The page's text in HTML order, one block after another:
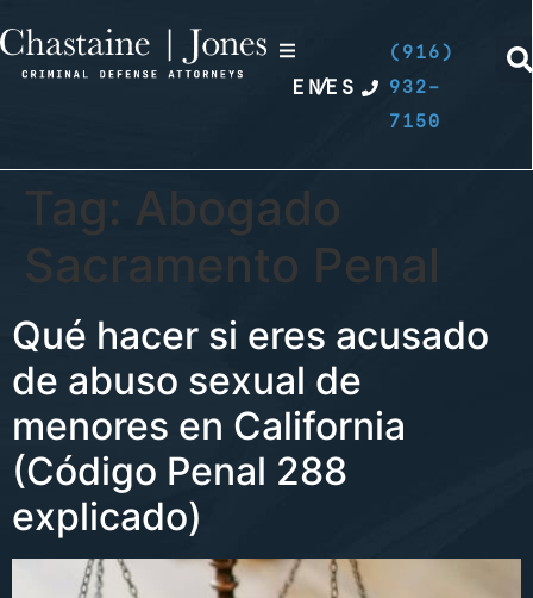
EN
/ES
(916)
932-
7150
Tag: Abogado
Sacramento Penal
Qué hacer si eres acusado
de abuso sexual de
menores en California
(Código Penal 288
explicado)